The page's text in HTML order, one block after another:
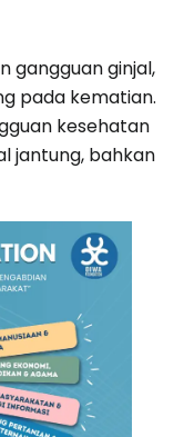
gangguan ginjal,
pada kematian.
kesehatan
jantung, bahkan